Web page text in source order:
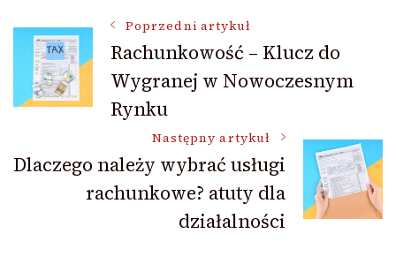
Nawigacja
wpisu
Poprzedni artykuł
Rachunkowość – Klucz do
Wygranej w Nowoczesnym
Rynku
Następny artykuł
Dlaczego należy wybrać usługi
rachunkowe? atuty dla
działalności